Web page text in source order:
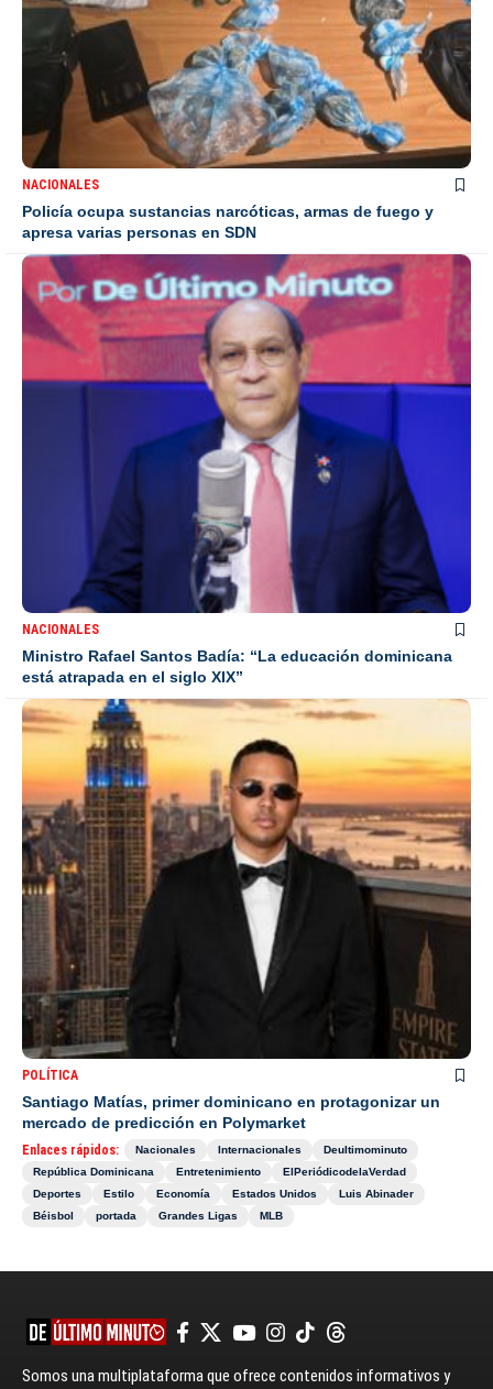
NACIONALES
Policía ocupa sustancias narcóticas, armas de fuego y
apresa varias personas en SDN
NACIONALES
Ministro Rafael Santos Badía: “La educación dominicana
está atrapada en el siglo XIX”
POLÍTICA
Santiago Matías, primer dominicano en protagonizar un
mercado de predicción en Polymarket
Enlaces rápidos: Nacionales Internacionales
Deultimominuto
República Dominicana
Entretenimiento
ElPeriódicodelaVerdad
Deportes
Estilo Economía Estados Unidos
Luis Abinader
Béisbol
portada Grandes Ligas MLB
Somos una multiplataforma que ofrece contenidos informativos y